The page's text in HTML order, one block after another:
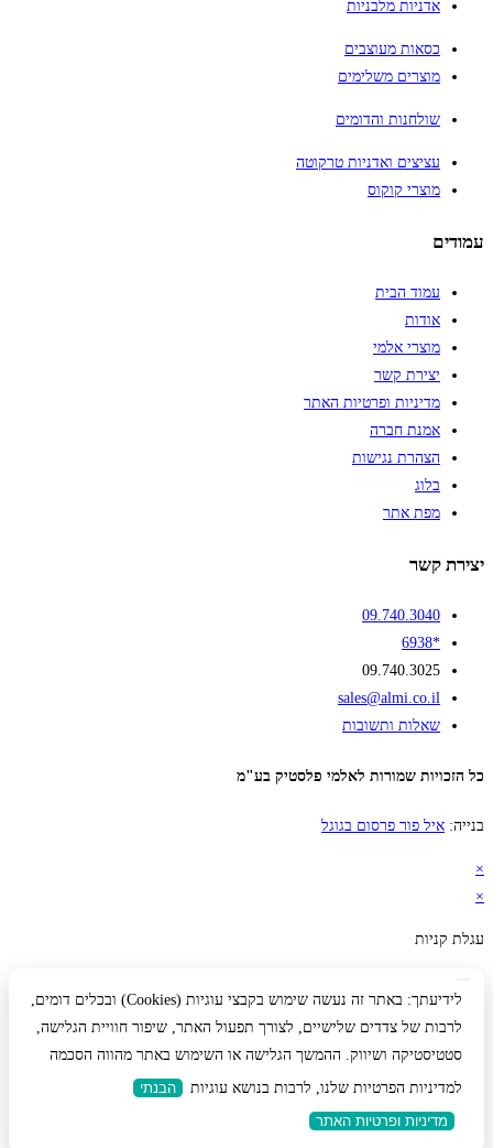
אדניות מלבניות
כסאות מעוצבים
מוצרים משלימים
שולחנות והדומים
עציצים ואדניות טרקוטה
מוצרי קוקוס
עמודים
עמוד הבית
אודות
מוצרי אלמי
יצירת קשר
מדיניות ופרטיות האתר
אמנת חברה
הצהרת נגישות
בלוג
מפת אתר
יצירת קשר
09.740.3040
*6938
09.740.3025
sales@almi.co.il
שאלות ותשובות
כל הזכויות שמורות לאלמי פלסטיק בע"מ
בנייה: איל פור פרסום בגוגל
×
×
עגלת קניות
לידיעתך: באתר זה נעשה שימוש בקבצי עוגיות (Cookies) ובכלים דומים,
לרבות של צדדים שלישיים, לצורך תפעול האתר, שיפור חוויית הגלישה,
סטטיסטיקה ושיווק. ההמשך הגלישה או השימוש באתר מהווה הסכמה
למדיניות הפרטיות שלנו, לרבות בנושא עוגיות
הבנתי
מדיניות ופרטיות האתר